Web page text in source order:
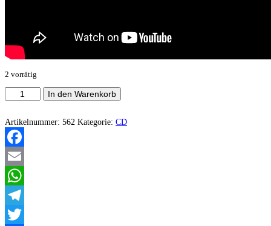
2 vorrätig
Trollband
-
(Digi)
Menge
In den Warenkorb
Artikelnummer: 562 Kategorie: CD
Facebook
Email
WhatsApp
Telegram